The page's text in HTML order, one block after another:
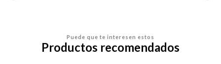
Puede que te interesen estos
Productos recomendados